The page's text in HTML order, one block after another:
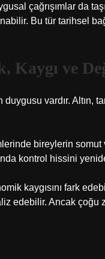
çağrışımlar da
Bu tür tarihsel
ve
vardır. Altın,
bireylerin
kontrol hissini
kaygısını fark
edebilir. Ancak çoğu